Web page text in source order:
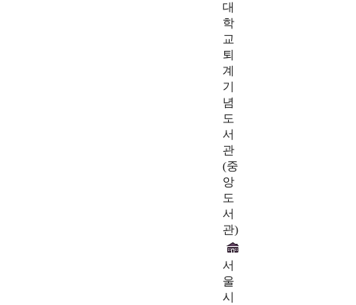
대
학
교
퇴
계
기
념
도
서
관
(중
앙
도
서
관)
서
울
시